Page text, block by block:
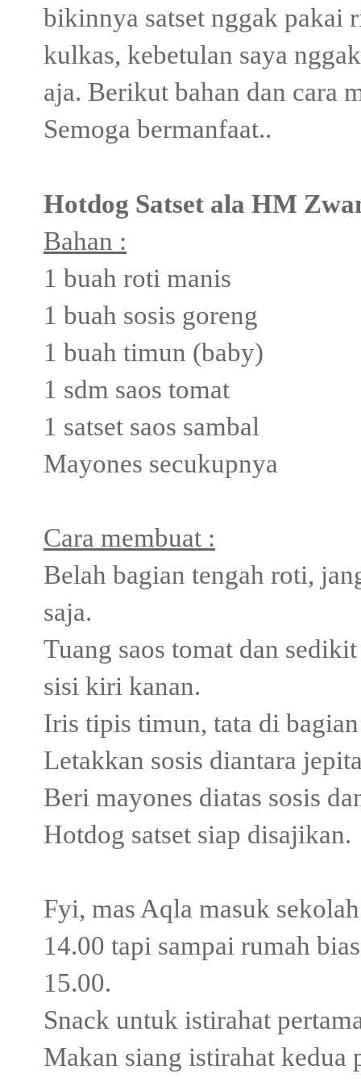
bikinnya satset nggak pakai
kulkas, kebetulan saya
aja. Berikut bahan dan cara
Semoga bermanfaat..
Hotdog Satset ala HM
Bahan :
1 buah roti manis
1 buah sosis goreng
1 buah timun (baby)
1 sdm saos tomat
1 satset saos sambal
Mayones secukupnya
Cara membuat :
Belah bagian tengah roti,
saja.
Tuang saos tomat dan
sisi kiri kanan.
Iris tipis timun, tata di
Letakkan sosis diantara
Beri mayones diatas sosis
Hotdog satset siap disajikan.
Fyi, mas Aqla masuk
14.00 tapi sampai rumah
15.00.
Snack untuk istirahat
Makan siang istirahat kedua